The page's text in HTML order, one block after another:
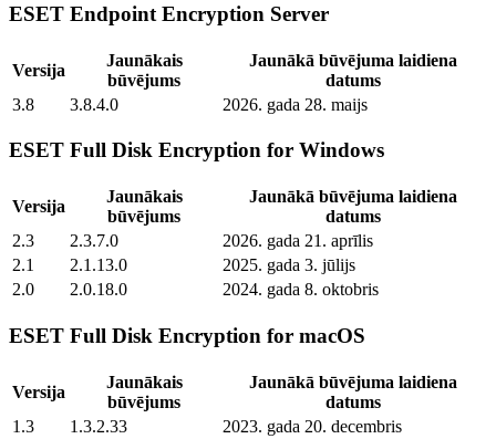
ESET Endpoint Encryption Server
Versija
Jaunākais
būvējums
Jaunākā būvējuma laidiena
datums
3.8
3.8.4.0 2026. gada 28. maijs
ESET Full Disk Encryption for Windows
Versija
Jaunākais
būvējums
Jaunākā būvējuma laidiena
datums
2.3
2.3.7.0
2026. gada 21. aprīlis
2.1
2.1.13.0
2025. gada 3. jūlijs
2.0
2.0.18.0 2024. gada 8. oktobris
ESET Full Disk Encryption for macOS
Versija
Jaunākais
būvējums
Jaunākā būvējuma laidiena
datums
1.3
1.3.2.33 2023. gada 20. decembris